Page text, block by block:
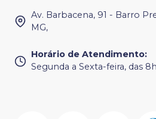
Av. Barbacena, 91 - Barro
MG,
Horário de Atendimento:
Segunda a Sexta-feira, das